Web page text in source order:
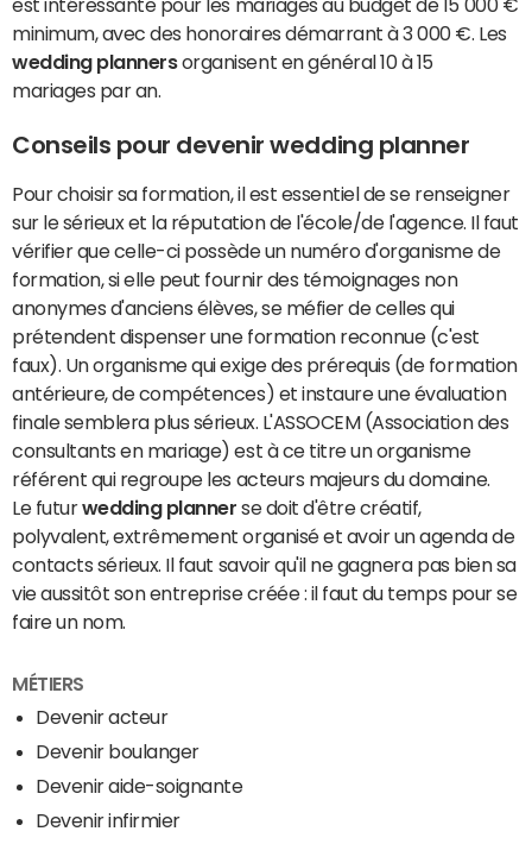
est intéressante pour les mariages au budget de 15 000 €
minimum, avec des honoraires démarrant à 3 000 €. Les
wedding plannersorganisent en général 10 à 15
mariages par an.
Conseils pour devenir wedding planner
Pour choisir sa formation, il est essentiel de se renseigner
sur le sérieux et la réputation de l'école/de l'agence. Il faut
vérifier que celle-ci possède un numéro d'organisme de
formation, si elle peut fournir des témoignages non
anonymes d'anciens élèves, se méfier de celles qui
prétendent dispenser une formation reconnue (c'est
faux). Un organisme qui exige des prérequis (de formation
antérieure, de compétences) et instaure une évaluation
finale semblera plus sérieux. L'ASSOCEM (Association des
consultants en mariage) est à ce titre un organisme
référent qui regroupe les acteurs majeurs du domaine.
Le futurwedding planner se doit d'être créatif,
polyvalent, extrêmement organisé et avoir un agenda de
contacts sérieux. Il faut savoir qu'il ne gagnera pas bien sa
vie aussitôt son entreprise créée : il faut du temps pour se
faire un nom.
MÉTIERS
Devenir acteur
Devenir boulanger
Devenir aide-soignante
Devenir infirmier